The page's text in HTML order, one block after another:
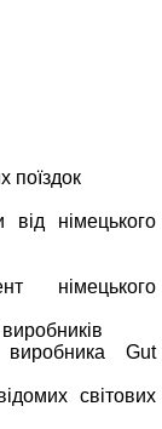
поїздок
від німецького
німецького
виробника Gut
світових